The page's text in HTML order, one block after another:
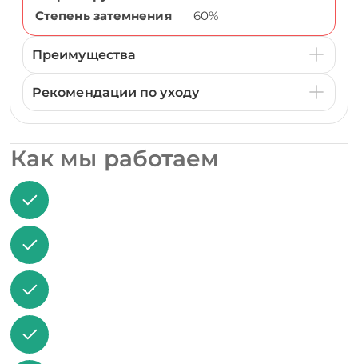
Степень затемнения
60%
Преимущества
Рекомендации по уходу
Как мы работаем